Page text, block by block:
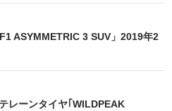
ASYMMETRIC 3 SUV」2019年2
レーンタイヤ｢WILDPEAK